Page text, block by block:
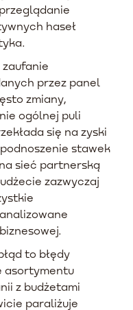
haseł
przez panel
zmiany,
ogólnej puli
się na zyski
stawek
sieć partnerską
zazwyczaj
to błędy
asortymentu
z budżetami
paraliżuje